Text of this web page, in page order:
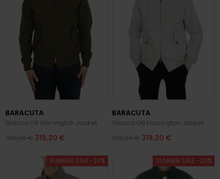
BARACUTA
Giacca G9 Harrington Jacket
399,00 € 319,20 €
BARACUTA
Giacca G9 Harrington Jacket
399,00 € 319,20 €
SUMMER SALE -20% SUMMER SALE -20%